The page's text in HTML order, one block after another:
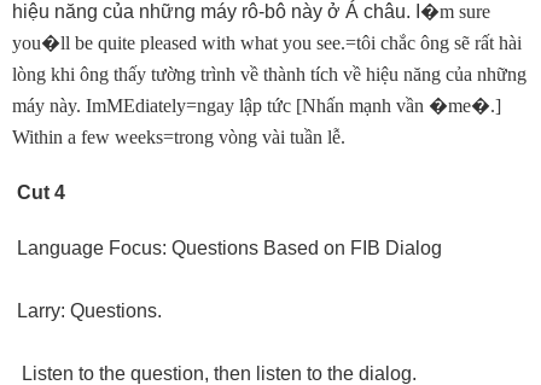
hiệu năng của những máy rô-bô này ở Á châu. I �m sure
you�ll be quite pleased with what you see.=tôi chắc ông sẽ rất hài
lòng khi ông thấy tường trình về thành tích về hiệu năng của những
máy này. ImMEdiately=ngay lập tức [Nhấn mạnh vần �me�.]
Within a few weeks=trong vòng vài tuần lễ.
Cut 4
Language Focus: Questions Based on FIB Dialog
Larry: Questions.
Listen to the question, then listen to the dialog.